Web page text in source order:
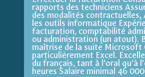
rapports des techniciens
des modalités contractuelles,
les outils informatique
facturation, comptabilité
ou administration (un atout).
maîtrise de la suite Microsoft
particulièrement Excel.
du français, tant à l’oral qu’à
heures Salaire minimal 46